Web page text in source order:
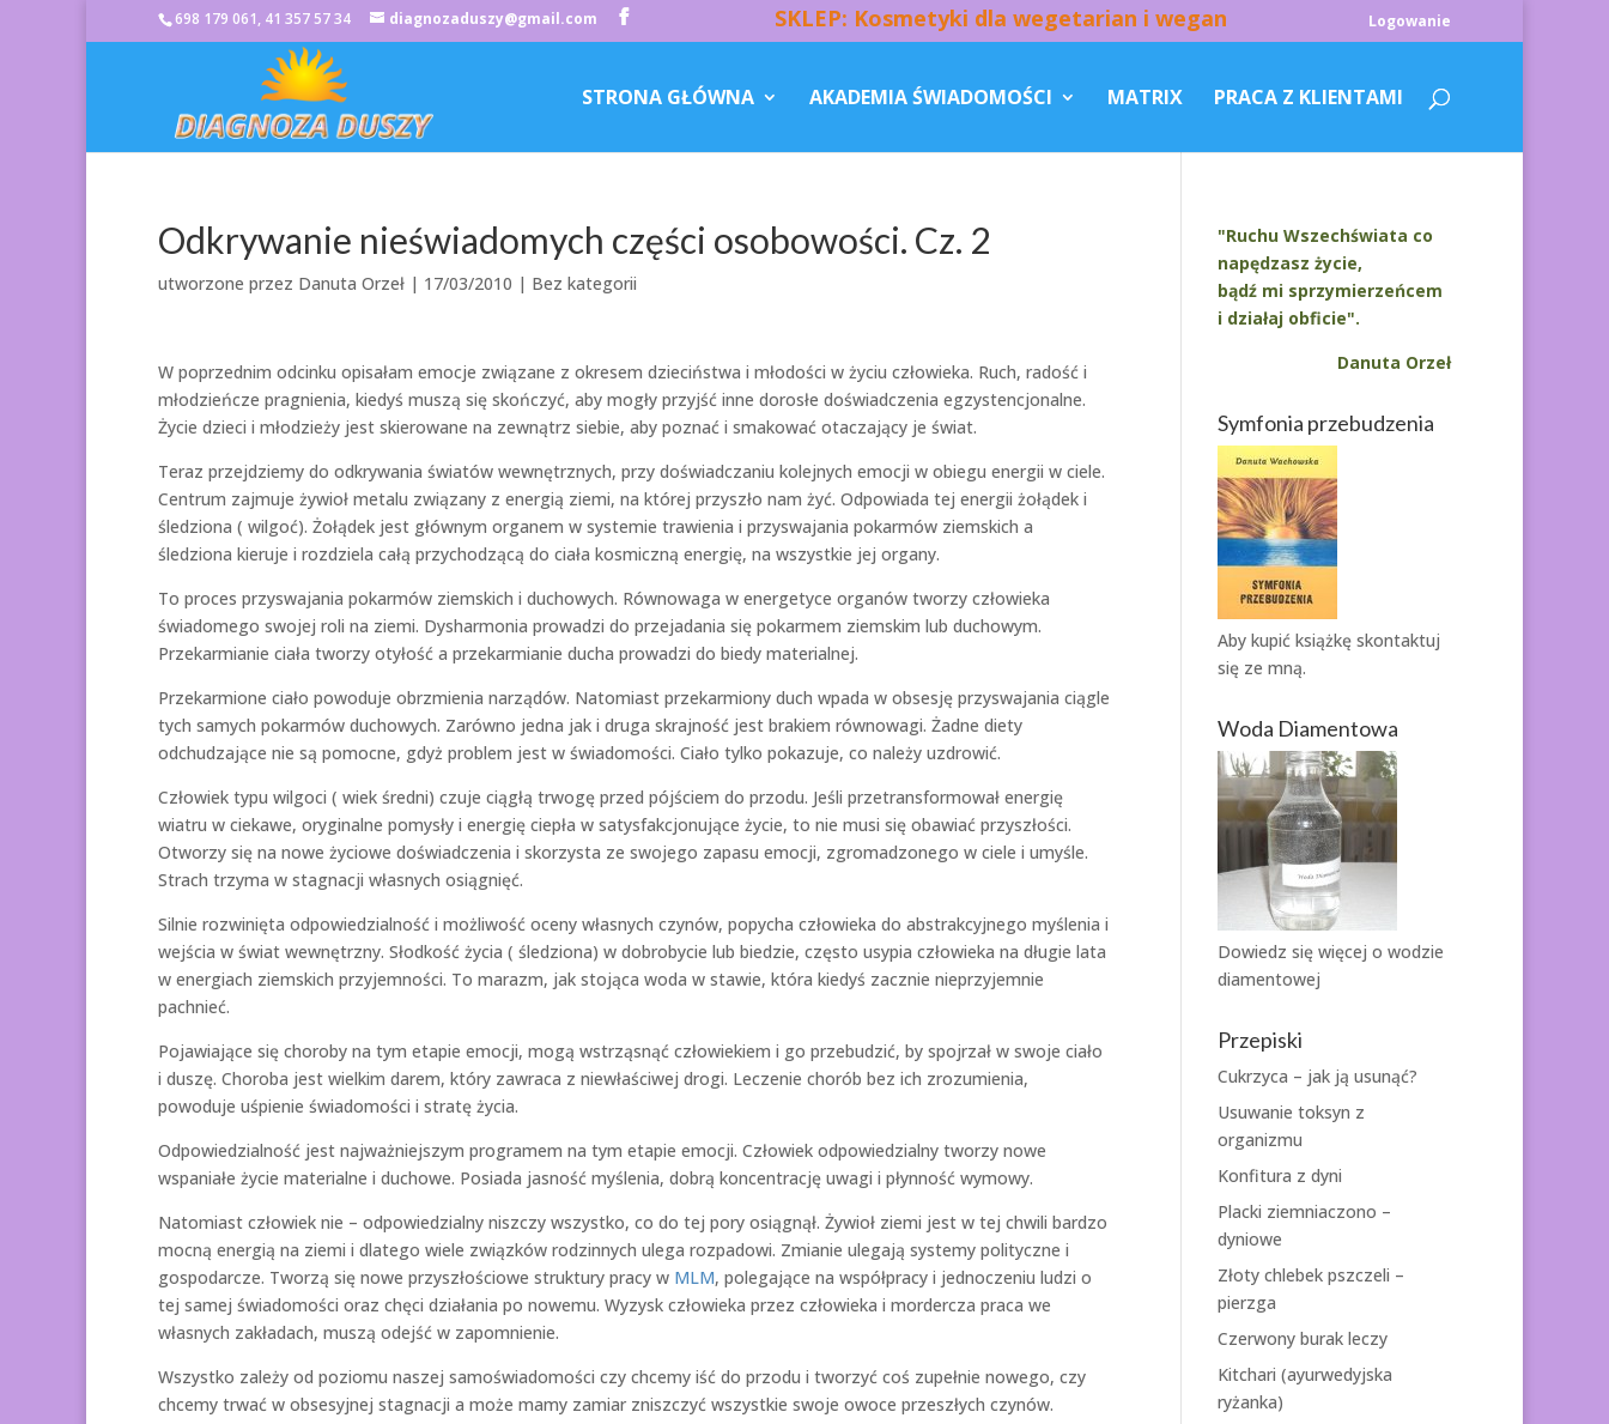
698 179 061, 41 357 57 34 diagnozaduszy@gmail.com SKLEP: Kosmetyki dla wegetarian i wegan Logowanie
STRONA GŁÓWNA AKADEMIA ŚWIADOMOŚCI MATRIX PRACA Z KLIENTAMI
Odkrywanie nieświadomych części osobowości. Cz. 2
utworzone przez Danuta Orzeł | 17/03/2010 | Bez kategorii
W poprzednim odcinku opisałam emocje związane z okresem dzieciństwa i młodości w życiu człowieka. Ruch, radość i
młodzieńcze pragnienia, kiedyś muszą się skończyć, aby mogły przyjść inne dorosłe doświadczenia egzystencjonalne.
Życie dzieci i młodzieży jest skierowane na zewnątrz siebie, aby poznać i smakować otaczający je świat.
Teraz przejdziemy do odkrywania światów wewnętrznych, przy doświadczaniu kolejnych emocji w obiegu energii w ciele.
Centrum zajmuje żywioł metalu związany z energią ziemi, na której przyszło nam żyć. Odpowiada tej energii żołądek i
śledziona ( wilgoć). Żołądek jest głównym organem w systemie trawienia i przyswajania pokarmów ziemskich a
śledziona kieruje i rozdziela całą przychodzącą do ciała kosmiczną energię, na wszystkie jej organy.
To proces przyswajania pokarmów ziemskich i duchowych. Równowaga w energetyce organów tworzy człowieka
świadomego swojej roli na ziemi. Dysharmonia prowadzi do przejadania się pokarmem ziemskim lub duchowym.
Przekarmianie ciała tworzy otyłość a przekarmianie ducha prowadzi do biedy materialnej.
Przekarmione ciało powoduje obrzmienia narządów. Natomiast przekarmiony duch wpada w obsesję przyswajania ciągle
tych samych pokarmów duchowych. Zarówno jedna jak i druga skrajność jest brakiem równowagi. Żadne diety
odchudzające nie są pomocne, gdyż problem jest w świadomości. Ciało tylko pokazuje, co należy uzdrowić.
Człowiek typu wilgoci ( wiek średni) czuje ciągłą trwogę przed pójściem do przodu. Jeśli przetransformował energię
wiatru w ciekawe, oryginalne pomysły i energię ciepła w satysfakcjonujące życie, to nie musi się obawiać przyszłości.
Otworzy się na nowe życiowe doświadczenia i skorzysta ze swojego zapasu emocji, zgromadzonego w ciele i umyśle.
Strach trzyma w stagnacji własnych osiągnięć.
Silnie rozwinięta odpowiedzialność i możliwość oceny własnych czynów, popycha człowieka do abstrakcyjnego myślenia i
wejścia w świat wewnętrzny. Słodkość życia ( śledziona) w dobrobycie lub biedzie, często usypia człowieka na długie lata
w energiach ziemskich przyjemności. To marazm, jak stojąca woda w stawie, która kiedyś zacznie nieprzyjemnie
pachnieć.
Pojawiające się choroby na tym etapie emocji, mogą wstrząsnąć człowiekiem i go przebudzić, by spojrzał w swoje ciało
i duszę. Choroba jest wielkim darem, który zawraca z niewłaściwej drogi. Leczenie chorób bez ich zrozumienia,
powoduje uśpienie świadomości i stratę życia.
Odpowiedzialność jest najważniejszym programem na tym etapie emocji. Człowiek odpowiedzialny tworzy nowe
wspaniałe życie materialne i duchowe. Posiada jasność myślenia, dobrą koncentrację uwagi i płynność wymowy.
Natomiast człowiek nie – odpowiedzialny niszczy wszystko, co do tej pory osiągnął. Żywioł ziemi jest w tej chwili bardzo
mocną energią na ziemi i dlatego wiele związków rodzinnych ulega rozpadowi. Zmianie ulegają systemy polityczne i
gospodarcze. Tworzą się nowe przyszłościowe struktury pracy w MLM, polegające na współpracy i jednoczeniu ludzi o
tej samej świadomości oraz chęci działania po nowemu. Wyzysk człowieka przez człowieka i mordercza praca we
własnych zakładach, muszą odejść w zapomnienie.
Wszystko zależy od poziomu naszej samoświadomości czy chcemy iść do przodu i tworzyć coś zupełnie nowego, czy
chcemy trwać w obsesyjnej stagnacji a może mamy zamiar zniszczyć wszystkie swoje owoce przeszłych czynów.
"Ruchu Wszechświata co
napędzasz życie,
bądź mi sprzymierzeńcem
i działaj obficie".
Danuta Orzeł
Symfonia przebudzenia
Aby kupić książkę skontaktuj
się ze mną.
Woda Diamentowa
Dowiedz się więcej o wodzie
diamentowej
Przepiski
Cukrzyca – jak ją usunąć?
Usuwanie toksyn z
organizmu
Konfitura z dyni
Placki ziemniaczono –
dyniowe
Złoty chlebek pszczeli –
pierzga
Czerwony burak leczy
Kitchari (ayurwedyjska
ryżanka)